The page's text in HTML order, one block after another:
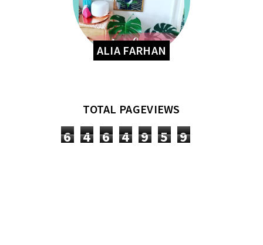
ALIA FARHAN
TOTAL PAGEVIEWS
6 4 6 4 9 5 9